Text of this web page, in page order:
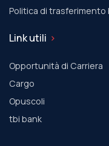
Politica di trasferimento
Link utili
Opportunità di Carriera
Cargo
Οpuscoli
tbi bank